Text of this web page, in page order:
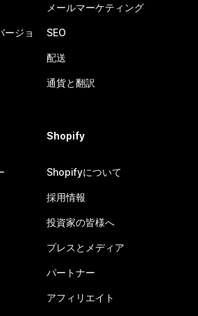
ージョ
メールマーケティング
SEO
配送
通貨と翻訳
Shopify
Shopifyについて
採用情報
投資家の皆様へ
プレスとメディア
パートナー
アフィリエイト